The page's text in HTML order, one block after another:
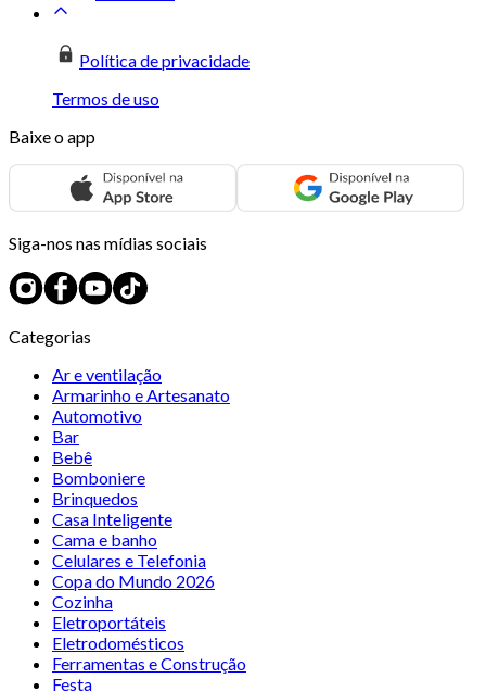
Política de privacidade
Termos de uso
Baixe o app
Siga-nos nas mídias sociais
Categorias
Ar e ventilação
Armarinho e Artesanato
Automotivo
Bar
Bebê
Bomboniere
Brinquedos
Casa Inteligente
Cama e banho
Celulares e Telefonia
Copa do Mundo 2026
Cozinha
Eletroportáteis
Eletrodomésticos
Ferramentas e Construção
Festa